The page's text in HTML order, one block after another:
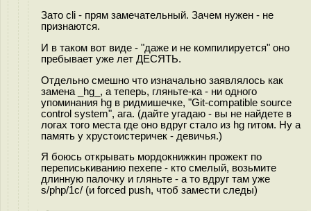
Зато cli - прям замечательный. Зачем нужен - не
признаются.
И в таком вот виде - "даже и не компилируется" оно
пребывает уже лет ДЕСЯТЬ.
Отдельно смешно что изначально заявлялось как
замена _hg_, а теперь, гляньте-ка - ни одного
упоминания hg в ридмишечке, "Git-compatible source
control system", ага. (дайте угадаю - вы не найдете в
логах того места где оно вдруг стало из hg гитом. Ну а
память у хрустоистеричек - девичья.)
Я боюсь открывать мордокнижкин прожект по
переписькиванию пехепе - кто смелый, возьмите
длинную палочку и гляньте - а то вдруг там уже
s/php/1c/ (и forced push, чтоб замести следы)